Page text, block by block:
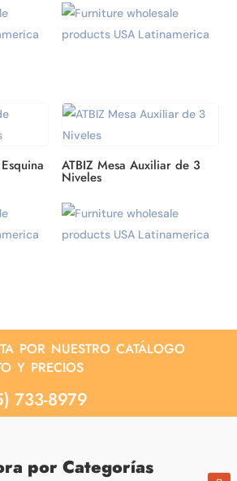
ATBIZ Mesa Auxiliar de 3
Niveles
por nuestro catálogo
y precios
733-8979
por Categorías